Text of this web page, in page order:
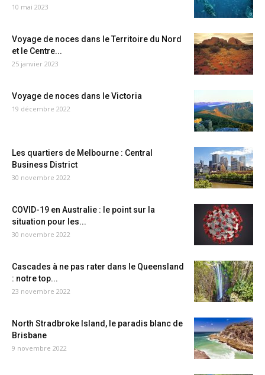
10 mai 2023
Voyage de noces dans le Territoire du Nord
et le Centre...
25 janvier 2023
Voyage de noces dans le Victoria
19 décembre 2022
Les quartiers de Melbourne : Central
Business District
30 novembre 2022
COVID-19 en Australie : le point sur la
situation pour les...
30 novembre 2022
Cascades à ne pas rater dans le Queensland
: notre top...
23 novembre 2022
North Stradbroke Island, le paradis blanc de
Brisbane
9 novembre 2022